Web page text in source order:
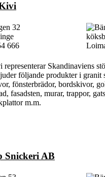
32
666
Skandinaviens
följande produkter i granit
fönsterbrädor, bordskivor,
fasadsten, murar, trappor,
m.m.
Snickeri AB